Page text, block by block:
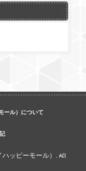
ール）について
ッピーモール）. All